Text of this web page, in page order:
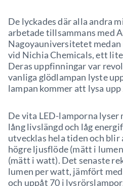
De lyckades där alla andra
arbetade tillsammans med
Nagoyauniversitetet
vid Nichia Chemicals, ett
Deras uppfinningar var
vanliga glödlampan lyste
lampan kommer att lysa
De vita LED-lamporna
lång livslängd och låg
utvecklas hela tiden och
högre ljusflöde (mätt i
(mätt i watt). Det senaste
lumen per watt, jämfört
och uppåt 70 i